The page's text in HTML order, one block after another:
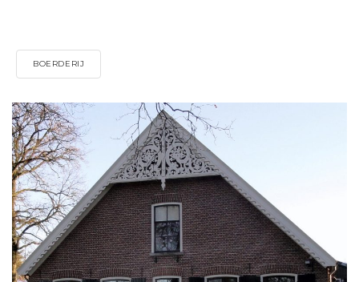
BOERDERIJ